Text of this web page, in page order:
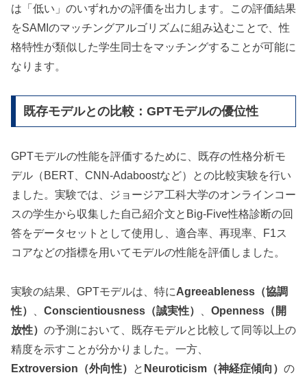
は「低い」のいずれかの評価を出力します。この評価結果
をSAMIのマッチングアルゴリズムに組み込むことで、性
格特性が類似した学生同士をマッチングすることが可能に
なります。
既存モデルとの比較：GPTモデルの優位性
GPTモデルの性能を評価するために、既存の性格分析モ
デル（BERT、CNN-Adaboostなど）との比較実験を行い
ました。実験では、ジョージア工科大学のオンラインコー
スの学生から収集した自己紹介文とBig-Five性格診断の回
答をデータセットとして使用し、適合率、再現率、F1ス
コアなどの指標を用いてモデルの性能を評価しました。
実験の結果、GPTモデルは、特にAgreeableness（協調
性）
Conscientiousness（誠実性）
Openness（開
放性） の予測において、既存モデルと比較して同等以上の
精度を示すことが分かりました。一方、
Extroversion（外向性）
と Neuroticism（神経症傾向） の